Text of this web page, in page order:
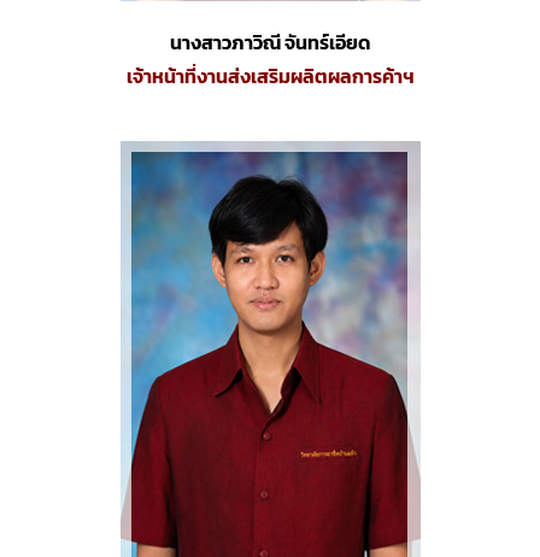
นางสาวภาวิณี จันทร์เอียด
เจ้าหน้าที่งานส่งเสริมผลิตผลการค้าฯ